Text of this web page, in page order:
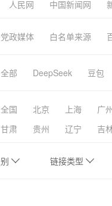
人民网 中国新闻网
党政媒体 白名单来源
全部 DeepSeek 豆包
全国 北京 上海
广
甘肃 贵州 辽宁 吉
链接类型